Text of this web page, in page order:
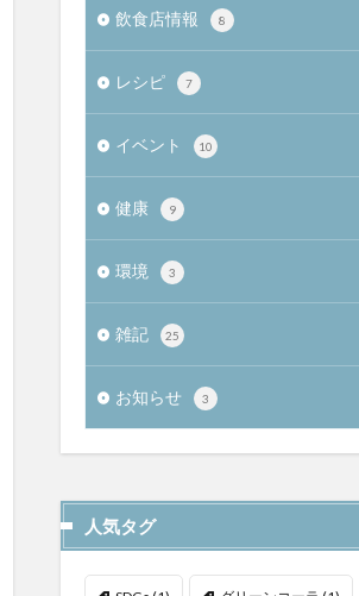
飲食店情報 8
レシピ 7
イベント 10
健康 9
環境 3
雑記 25
お知らせ 3
人気タグ